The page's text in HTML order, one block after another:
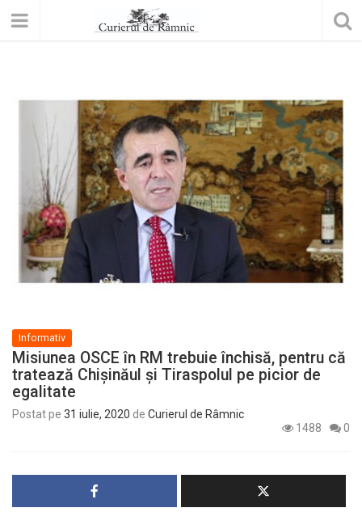
Informativ
Misiunea OSCE în RM trebuie închisă, pentru că
tratează Chișinăul și Tiraspolul pe picior de
egalitate
Postat pe 31 iulie, 2020 de Curierul de Râmnic
1488
0